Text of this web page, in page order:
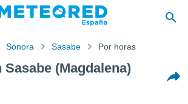
Sonora Sasabe Por horas
(Magdalena)